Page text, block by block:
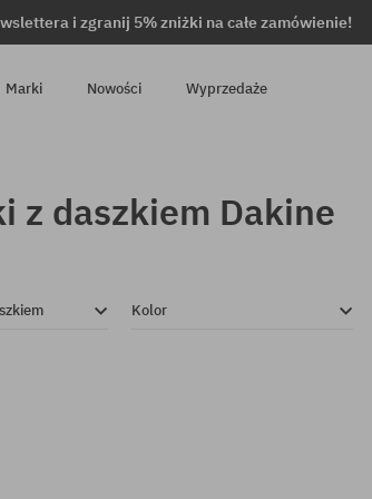
i zgranij 5% zniżki na całe zamówienie!
Marki Nowości Wyprzedaże
z daszkiem Dakine
Kolor